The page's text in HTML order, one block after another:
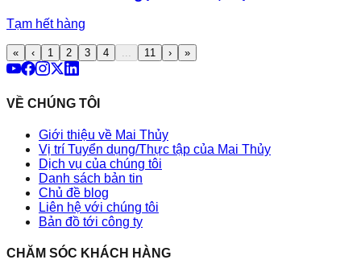
Tạm hết hàng
« ‹ 1 2 3 4 ... 11 › »
VỀ CHÚNG TÔI
Giới thiệu về Mai Thủy
Vị trí Tuyển dụng/Thực tập của Mai Thủy
Dịch vụ của chúng tôi
Danh sách bản tin
Chủ đề blog
Liên hệ với chúng tôi
Bản đồ tới công ty
CHĂM SÓC KHÁCH HÀNG